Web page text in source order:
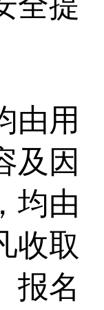
由用
及因
均由
收取
报名